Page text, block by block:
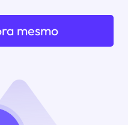
mesmo